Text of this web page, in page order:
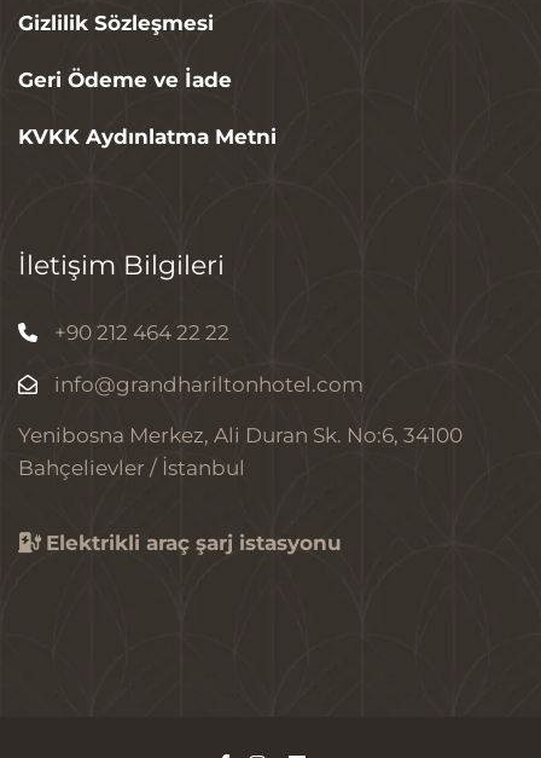
Gizlilik Sözleşmesi
Geri Ödeme ve İade
KVKK Aydınlatma Metni
İletişim Bilgileri
+90 212 464 22 22
info@grandhariltonhotel.com
Yenibosna Merkez, Ali Duran Sk. No:6, 34100
Bahçelievler / İstanbul
Elektrikli araç şarj istasyonu